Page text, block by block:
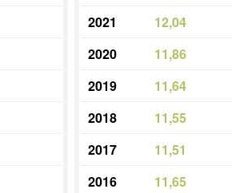
2021
12,04
2020
11,86
2019
11,64
2018
11,55
2017
11,51
2016
11,65